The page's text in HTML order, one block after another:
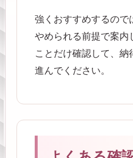
強くおすすめするので
やめられる前提で案内
ことだけ確認して、
進んでください。